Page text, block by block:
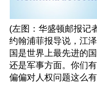
(左图：华盛顿邮报记
约翰浦菲报导说，江
国是世界上最先进的
还是军事方面。你们
偏偏对人权问题这么